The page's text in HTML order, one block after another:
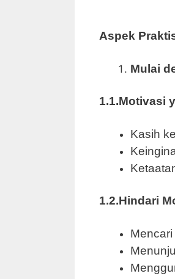
Aspek
Mulai
1.1.Motivasi
Kasih
1.2.Hindari